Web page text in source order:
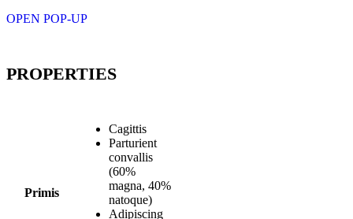
OPEN POP-UP
PROPERTIES
Primis
Cagittis
Parturient
convallis
(60%
magna, 40%
natoque)
Adipiscing